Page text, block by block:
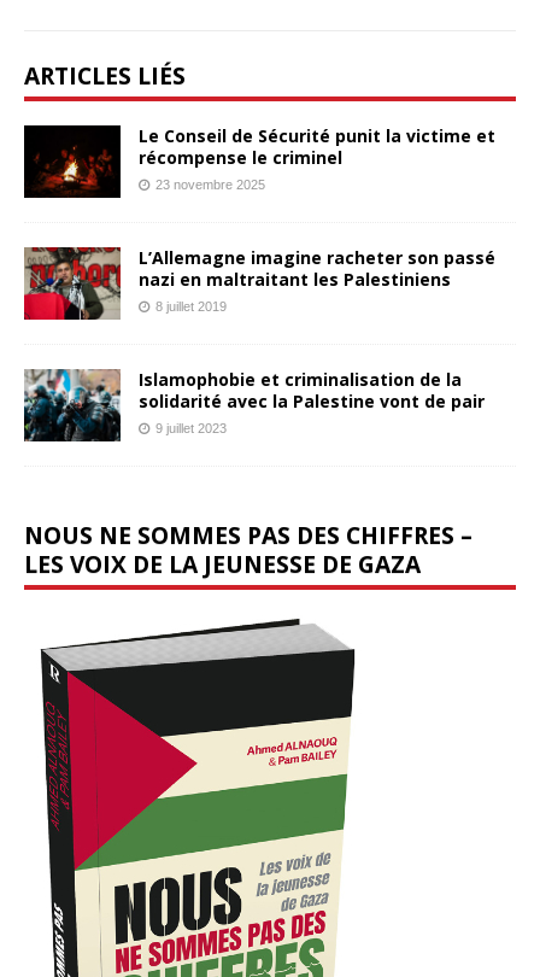
ARTICLES LIÉS
Le Conseil de Sécurité punit la victime et
récompense le criminel
23 novembre 2025
L’Allemagne imagine racheter son passé
nazi en maltraitant les Palestiniens
8 juillet 2019
Islamophobie et criminalisation de la
solidarité avec la Palestine vont de pair
9 juillet 2023
NOUS NE SOMMES PAS DES CHIFFRES –
LES VOIX DE LA JEUNESSE DE GAZA